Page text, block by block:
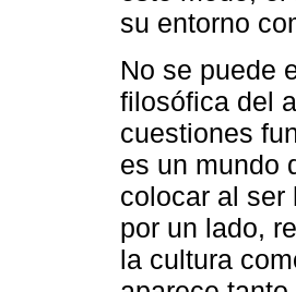
su entorno
No se puede
filosófica del
cuestiones
es un mundo
colocar al ser
por un lado,
la cultura